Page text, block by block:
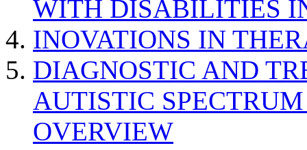
WITH DISABILITIES
INOVATIONS IN
DIAGNOSTIC AND
AUTISTIC
OVERVIEW